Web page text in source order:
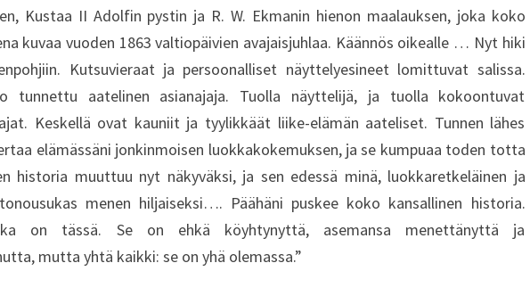
Kustaa II Adolfin pystin ja R. W. Ekmanin hienon maalauksen, joka koko
kuvaa vuoden 1863 valtiopäivien avajaisjuhlaa. Käännös oikealle … Nyt hiki
Kutsuvieraat ja persoonalliset näyttelyesineet lomittuvat salissa.
tunnettu aatelinen asianajaja. Tuolla näyttelijä, ja tuolla kokoontuvat
Keskellä ovat kauniit ja tyylikkäät liike-elämän aateliset. Tunnen lähes
elämässäni jonkinmoisen luokkakokemuksen, ja se kumpuaa toden totta
historia muuttuu nyt näkyväksi, ja sen edessä minä, luokkaretkeläinen ja
menen hiljaiseksi…. Päähäni puskee koko kansallinen historia.
on tässä. Se on ehkä köyhtynyttä, asemansa menettänyttä ja
mutta yhtä kaikki: se on yhä olemassa.”